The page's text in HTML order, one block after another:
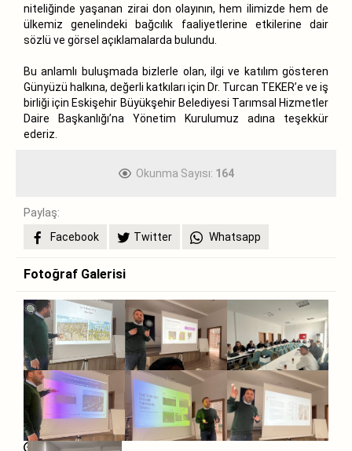
niteliğinde yaşanan zirai don olayının, hem ilimizde hem de
ülkemiz genelindeki bağcılık faaliyetlerine etkilerine dair
sözlü ve görsel açıklamalarda bulundu.
Bu anlamlı buluşmada bizlerle olan, ilgi ve katılım gösteren
Günyüzü halkına, değerli katkıları için Dr. Turcan TEKER’e ve iş
birliği için Eskişehir Büyükşehir Belediyesi Tarımsal Hizmetler
Daire Başkanlığı’na Yönetim Kurulumuz adına teşekkür
ederiz.
Okunma Sayısı: 164
Paylaş:
Facebook
Twitter Whatsapp
Fotoğraf Galerisi